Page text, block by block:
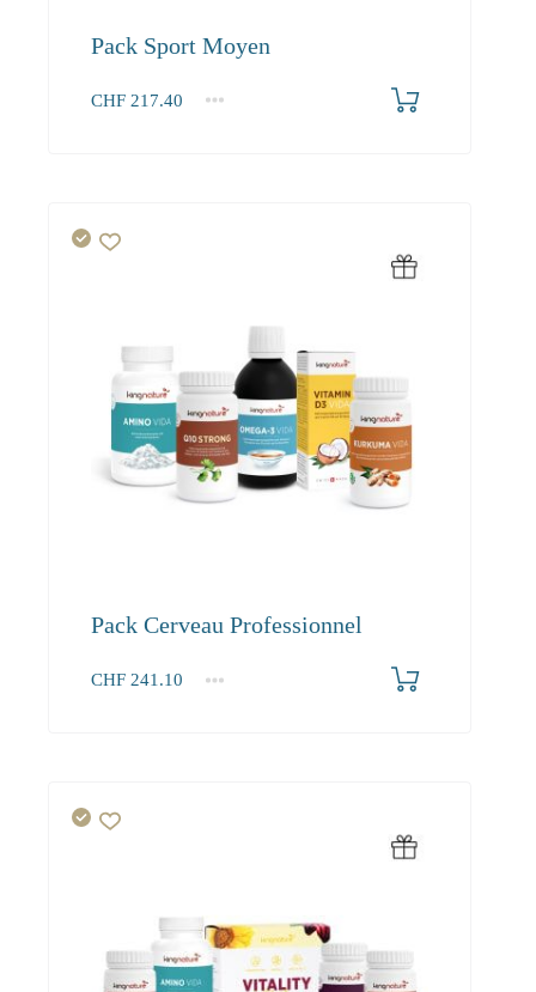
Pack Sport Moyen
CHF 217.40
1+
Pack Cerveau Professionnel
CHF 241.10
1+